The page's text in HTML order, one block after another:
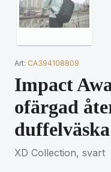
Art: CA394108809
Impact
ofärgad
duffelväska
XD Collection, svart